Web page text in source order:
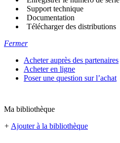
Support technique
Documentation
Télécharger des distributions
Fermer
Acheter auprès des partenaires
Acheter en ligne
Poser une question sur l’achat
Ma bibliothèque
+ Ajouter à la bibliothèque